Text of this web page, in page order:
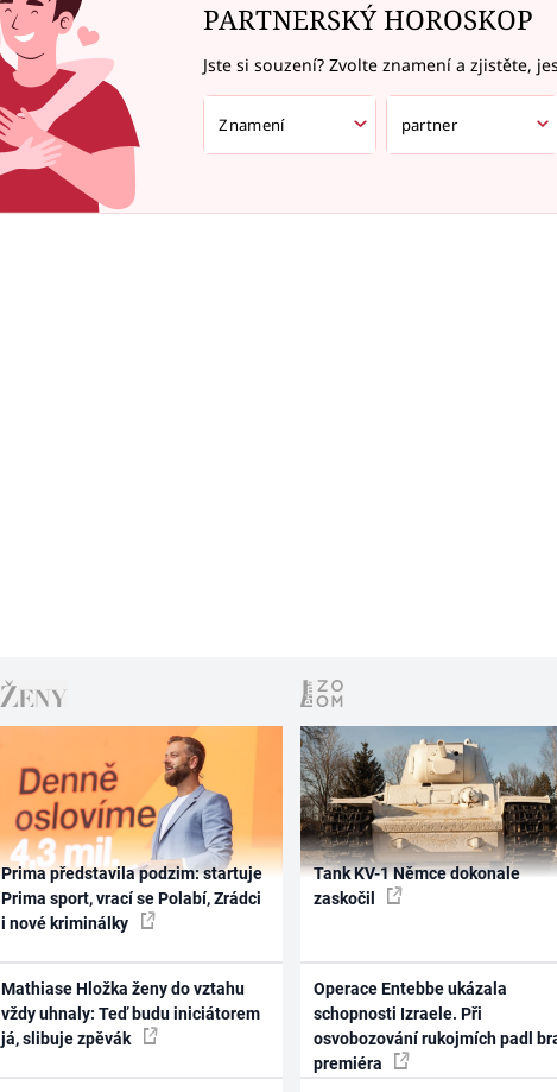
PARTNERSKÝ HOROSKOP
Jste si souzení? Zvolte znamení a zjistěte,
Prima představila podzim: startuje
Prima sport, vrací se Polabí, Zrádci
i nové kriminálky
Mathiase Hložka ženy do vztahu
vždy uhnaly: Teď budu iniciátorem
já, slibuje zpěvák
Tank KV-1 Němce dokonale
zaskočil
Operace Entebbe ukázala
schopnosti Izraele. Při
osvobozování rukojmích padl
premiéra